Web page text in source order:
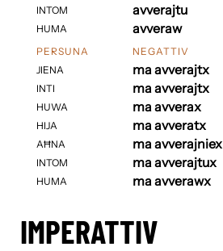
INTOM
HUMA
avverajtu
avveraw
PERSUNA
JIENA
INTI
HUWA
HIJA
AĦNA
INTOM
HUMA
NEGATTIV
ma avverajtx
ma avverajtx
ma avverax
ma avveratx
ma avverajniex
ma avverajtux
ma avverawx
IMPERATTIV